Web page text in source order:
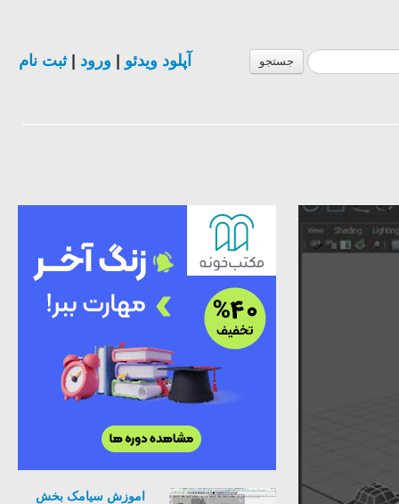
جستجو آپلود ویدئو ورود |ثبت نام
اموزش سیامک بخش